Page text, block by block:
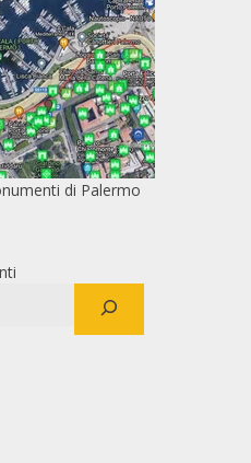
di Palermo